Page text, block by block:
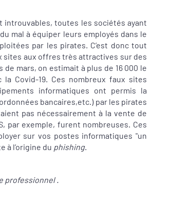
introuvables, toutes les sociétés ayant
mal à équiper leurs employés dans le
par les pirates. C’est donc tout
sites aux offres très attractives sur des
mars, on estimait à plus de 16 000 le
Covid-19. Ces nombreux faux sites
informatiques ont permis la
bancaires,etc.) par les pirates
pas nécessairement à la vente de
par exemple, furent nombreuses. Ces
sur vos postes informatiques "un
à l’origine du phishing.
professionnel .